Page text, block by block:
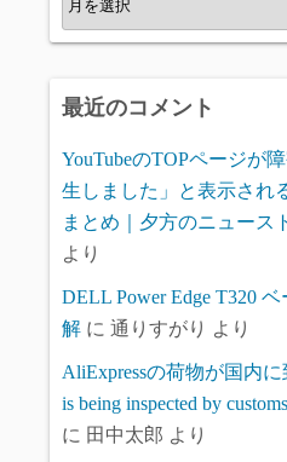
ー
ブ
最近のコメント
YouTubeのTOPページが
生しました」と表示され
まとめ｜夕方のニュース
より
DELL Power Edge T320
解 に 通りすがり より
AliExpressの荷物が国内に
is being inspected by
に 田中太郎 より